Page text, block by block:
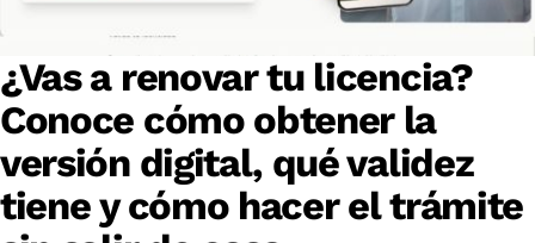
¿Vas a renovar tu licencia?
Conoce cómo obtener la
versión digital, qué validez
tiene y cómo hacer el trámite